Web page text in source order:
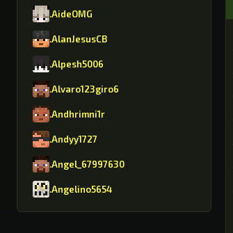
.AideOMG
.AlanJesusCB
.Alpesh5006
.Alvaro123giro6
.Andhrimni1r
.Andyy1727
.Angel_67997630
.Angelino5654
.AntonioGMR8630